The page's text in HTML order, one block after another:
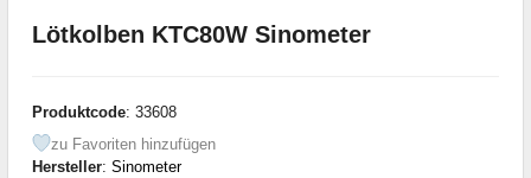
Lötkolben KTC80W Sinometer
Produktcode: 33608
zu Favoriten hinzufügen
Hersteller: Sinometer